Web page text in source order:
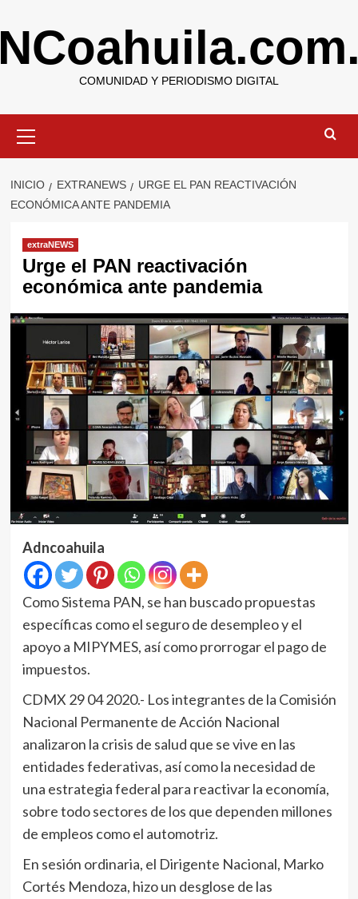
al
contenido
COMUNIDAD Y PERIODISMO DIGITAL
primario
INICIO EXTRANEWS
URGE EL PAN REACTIVACIÓN
ECONÓMICA ANTE PANDEMIA
extraNEWS
Urge el PAN reactivación
económica ante pandemia
Adncoahuila
Como Sistema PAN, se han buscado propuestas
específicas como el seguro de desempleo y el
apoyo a MIPYMES, así como prorrogar el pago de
impuestos.
CDMX 29 04 2020.- Los integrantes de la Comisión
Nacional Permanente de Acción Nacional
analizaron la crisis de salud que se vive en las
entidades federativas, así como la necesidad de
una estrategia federal para reactivar la economía,
sobre todo sectores de los que dependen millones
de empleos como el automotriz.
En sesión ordinaria, el Dirigente Nacional, Marko
Cortés Mendoza, hizo un desglose de las